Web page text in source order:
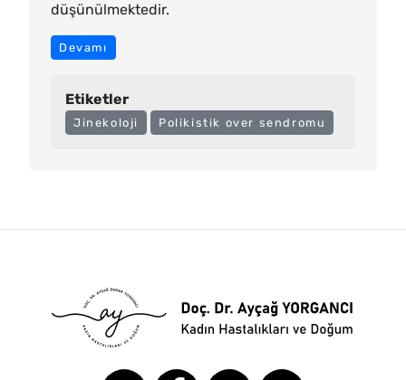
düşünülmektedir.
Devamı
Etiketler
Jinekoloji Polikistik over sendromu